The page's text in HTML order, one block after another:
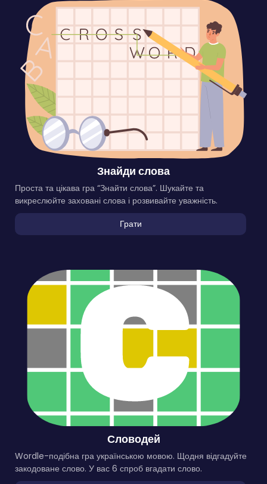
Знайди слова
Проста та цікава гра “Знайти слова”. Шукайте та
викреслюйте заховані слова і розвивайте уважність.
Грати
Словодей
Wordle-подібна гра українською мовою. Щодня відгадуйте
закодоване слово. У вас 6 спроб вгадати слово.